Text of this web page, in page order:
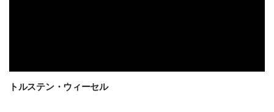
トルステン・ウィーセル